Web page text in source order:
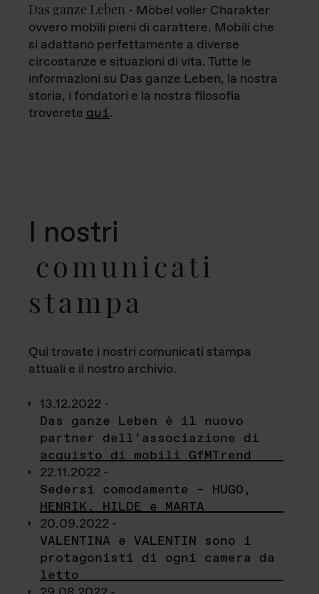
Das ganze Leben - Möbel voller Charakter
ovvero mobili pieni di carattere. Mobili che
si adattano perfettamente a diverse
circostanze e situazioni di vita. Tutte le
informazioni su Das ganze Leben, la nostra
storia, i fondatori e la nostra filosofia
troverete qui.
I nostri
comunicati
stampa
Qui trovate i nostri comunicati stampa
attuali e il nostro archivio.
13.12.2022 -
Das ganze Leben è il nuovo
partner dell’associazione di
acquisto di mobili GfMTrend
22.11.2022 -
Sedersi comodamente – HUGO,
HENRIK, HILDE e MARTA
20.09.2022 -
VALENTINA e VALENTIN sono i
protagonisti di ogni camera da
letto